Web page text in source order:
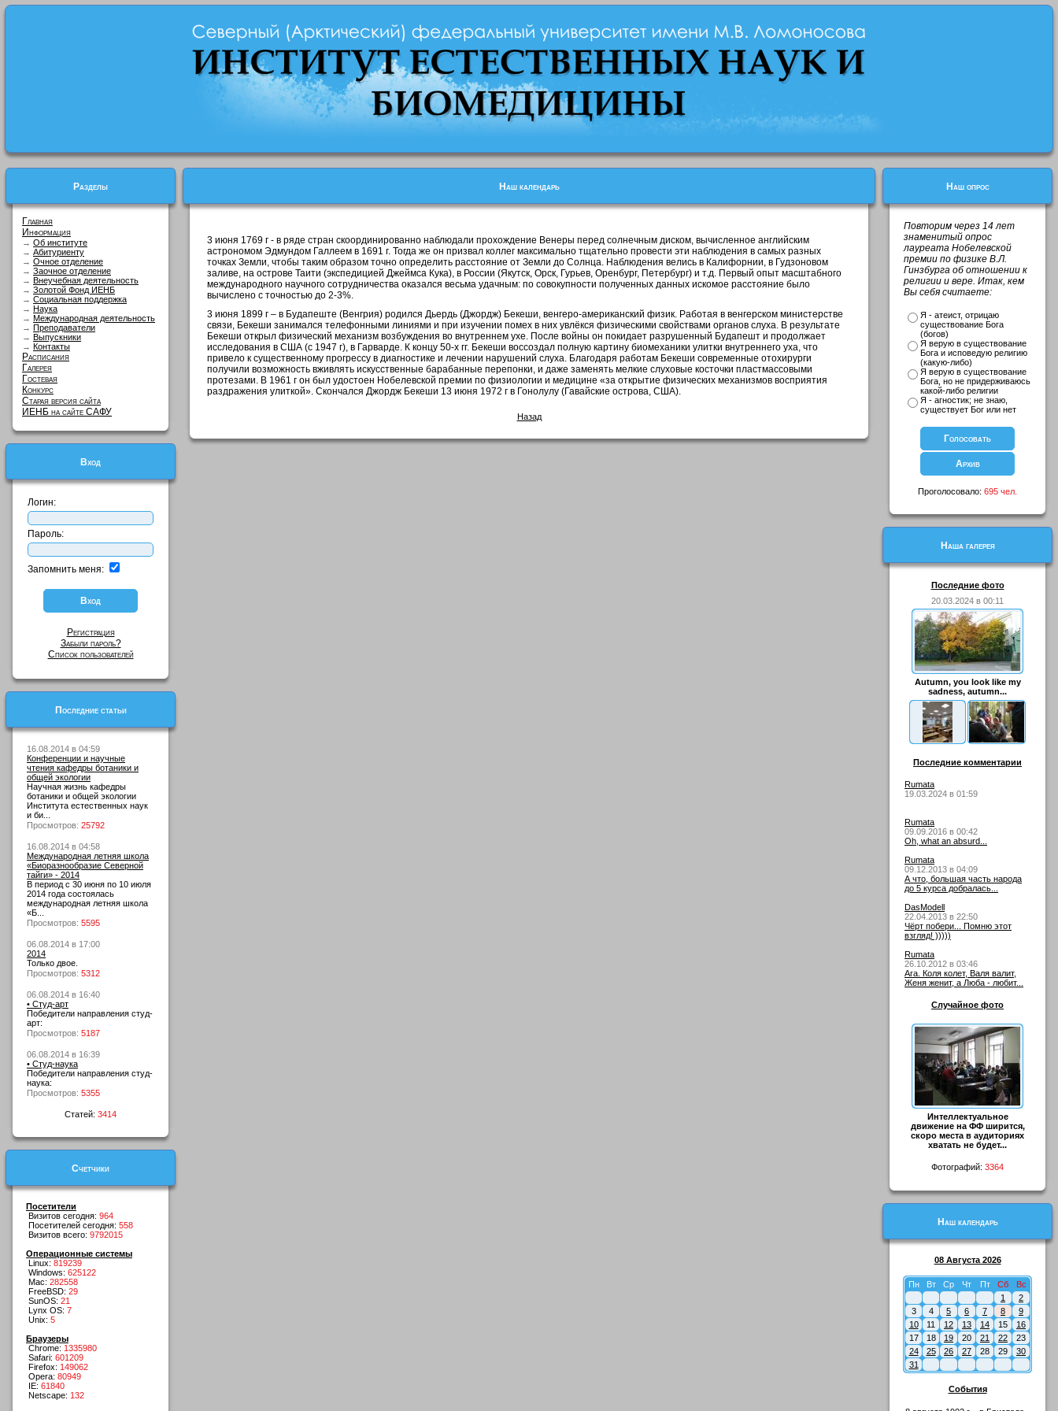
Разделы
Главная
Информация
→ Об институте
→ Абитуриенту
→ Очное отделение
→ Заочное отделение
→ Внеучебная деятельность
→ Золотой Фонд ИЕНБ
→ Социальная поддержка
→ Наука
→ Международная деятельность
→ Преподаватели
→ Выпускники
→ Контакты
Расписания
Галерея
Гостевая
Конкурс
Старая версия сайта
ИЕНБ на сайте САФУ
Вход
Логин:
Пароль:
Запомнить меня:
Регистрация
Забыли пароль?
Список пользователей
Последние статьи
16.08.2014 в 04:59
Конференции и научные
чтения кафедры ботаники и
общей экологии
Научная жизнь кафедры
ботаники и общей экологии
Института естественных наук
и би...
Просмотров: 25792
16.08.2014 в 04:58
Международная летняя школа
«Биоразнообразие Северной
тайги» - 2014
В период с 30 июня по 10 июля
2014 года состоялась
международная летняя школа
«Б...
Просмотров: 5595
06.08.2014 в 17:00
2014
Только двое.
Просмотров: 5312
06.08.2014 в 16:40
• Студ-арт
Победители направления студ-
арт:
Просмотров: 5187
06.08.2014 в 16:39
• Студ-наука
Победители направления студ-
наука:
Просмотров: 5355
Статей: 3414
Счетчики
Посетители
Визитов сегодня: 964
Посетителей сегодня: 558
Визитов всего: 9792015
Операционные системы
Linux: 819239
Windows: 625122
Mac: 282558
FreeBSD: 29
SunOS: 21
Lynx OS: 7
Unix: 5
Браузеры
Chrome: 1335980
Safari: 601209
Firefox: 149062
Opera: 80949
IE: 61840
Netscape: 132
Наш календарь
3 июня 1769 г - в ряде стран скоординированно наблюдали прохождение Венеры перед солнечным диском, вычисленное английским
астрономом Эдмундом Галлеем в 1691 г. Тогда же он призвал коллег максимально тщательно провести эти наблюдения в самых разных
точках Земли, чтобы таким образом точно определить расстояние от Земли до Солнца. Наблюдения велись в Калифорнии, в Гудзоновом
заливе, на острове Таити (экспедицией Джеймса Кука), в России (Якутск, Орск, Гурьев, Оренбург, Петербург) и т.д. Первый опыт масштабного
международного научного сотрудничества оказался весьма удачным: по совокупности полученных данных искомое расстояние было
вычислено с точностью до 2-3%.
3 июня 1899 г – в Будапеште (Венгрия) родился Дьердь (Джордж) Бекеши, венгеро-американский физик. Работая в венгерском министерстве
связи, Бекеши занимался телефонными линиями и при изучении помех в них увлёкся физическими свойствами органов слуха. В результате
Бекеши открыл физический механизм возбуждения во внутреннем ухе. После войны он покидает разрушенный Будапешт и продолжает
исследования в США (с 1947 г), в Гарварде. К концу 50-х гг. Бекеши воссоздал полную картину биомеханики улитки внутреннего уха, что
привело к существенному прогрессу в диагностике и лечении нарушений слуха. Благодаря работам Бекеши современные отохирурги
получили возможность вживлять искусственные барабанные перепонки, и даже заменять мелкие слуховые косточки пластмассовыми
протезами. В 1961 г он был удостоен Нобелевской премии по физиологии и медицине «за открытие физических механизмов восприятия
раздражения улиткой». Скончался Джордж Бекеши 13 июня 1972 г в Гонолулу (Гавайские острова, США).
Назад
Наш опрос
Повторим через 14 лет
знаменитый опрос
лауреата Нобелевской
премии по физике В.Л.
Гинзбурга об отношении к
религии и вере. Итак, кем
Вы себя считаете:
Я - атеист, отрицаю
существование Бога
(богов)
Я верую в существование
Бога и исповедую религию
(какую-либо)
Я верую в существование
Бога, но не придерживаюсь
какой-либо религии
Я - агностик; не знаю,
существует Бог или нет
Проголосовало: 695 чел.
Наша галерея
Последние фото
20.03.2024 в 00:11
Autumn, you look like my
sadness, autumn...
Последние комментарии
Rumata
19.03.2024 в 01:59
Rumata
09.09.2016 в 00:42
Oh, what an absurd...
Rumata
09.12.2013 в 04:09
А что, большая часть народа
до 5 курса добралась...
DasModell
22.04.2013 в 22:50
Чёрт побери... Помню этот
взгляд! )))))
Rumata
26.10.2012 в 03:46
Ага. Коля колет, Валя валит,
Женя женит, а Люба - любит...
Случайное фото
Интеллектуальное
движение на ФФ ширится,
скоро места в аудиториях
хватать не будет...
Фотографий: 3364
Наш календарь
08 Августа 2026
Пн Вт Ср Чт Пт Сб
Вс
1
2
3
4 5 6 7 8
9
10
11 12 13 14 15
16
17
18 19 20 21 22
23
24
25 26 27 28 29
30
31
События